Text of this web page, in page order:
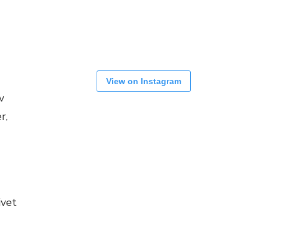
View on Instagram